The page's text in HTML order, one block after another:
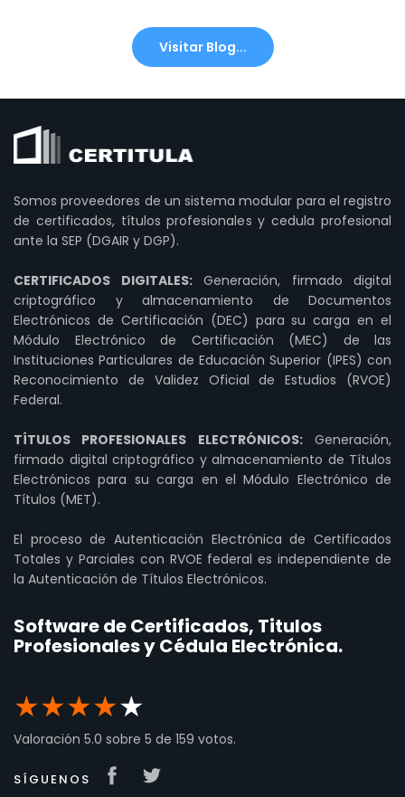
Visitar Blog...
Somos proveedores de un sistema modular para el registro
de certificados, títulos profesionales y cedula profesional
ante la SEP (DGAIR y DGP).
CERTIFICADOS DIGITALES:Generación, firmado digital
criptográfico y almacenamiento de Documentos
Electrónicos de Certificación (DEC) para su carga en el
Módulo Electrónico de Certificación (MEC) de las
Instituciones Particulares de Educación Superior (IPES) con
Reconocimiento de Validez Oficial de Estudios (RVOE)
Federal.
TÍTULOS PROFESIONALES ELECTRÓNICOS:Generación,
firmado digital criptográfico y almacenamiento de Títulos
Electrónicos para su carga en el Módulo Electrónico de
Títulos (MET).
El proceso de Autenticación Electrónica de Certificados
Totales y Parciales con RVOE federal es independiente de
la Autenticación de Títulos Electrónicos.
Software de Certificados, Titulos
Profesionales y Cédula Electrónica.
★★★★★
Valoración 5.0 sobre 5 de 159 votos.
SÍGUENOS